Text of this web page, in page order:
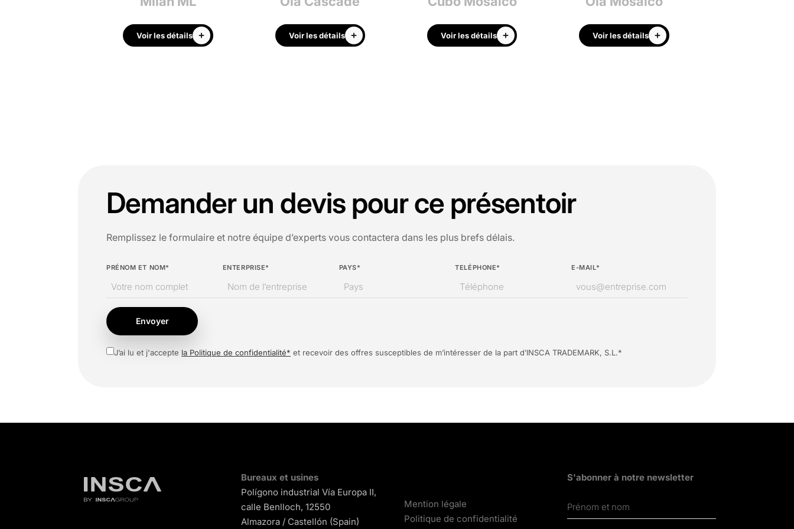
Voir les détails Voir les détails Voir les détails Voir les détails
Demander un devis pour ce présentoir
Remplissez le formulaire et notre équipe d’experts vous contactera dans les plus brefs délais.
PRÉNOM ET NOM* ENTERPRISE* PAYS* TELÉPHONE* E-MAIL*
Envoyer
J’ai lu et j'accepte la Politique de confidentialité* et recevoir des offres susceptibles de m’intéresser de la part d’INSCA TRADEMARK, S.L.*
Bureaux et usines
Polígono industrial Vía Europa II,
calle Benlloch, 12550
Almazora / Castellón (Spain)
Mention légale
Politique de confidentialité
S'abonner à notre newsletter